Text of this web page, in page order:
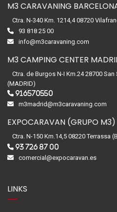
M3 CARAVANING
Ctra. N-340 Km. 1214,4 08720
93 818 25 00
info@m3caravaning.com
M3 CAMPING CENTER
Ctra. de Burgos N-I Km.24 28700
(MADRID)
916570550
m3madrid@m3caravaning.com
EXPOCARAVAN (GRUPO M3)
Ctra. N-150 Km.14,5 08220 Terrassa
93 726 87 00
comercial@expocaravan.es
LINKS